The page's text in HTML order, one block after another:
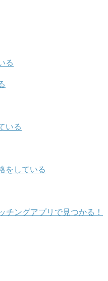
る
いる
をしている
チングアプリで見つかる！